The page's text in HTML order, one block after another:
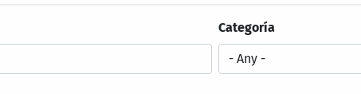
Categoría